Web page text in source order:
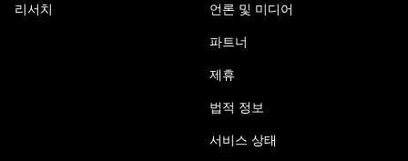
리서치 언론 및 미디어
파트너
제휴
법적 정보
서비스 상태